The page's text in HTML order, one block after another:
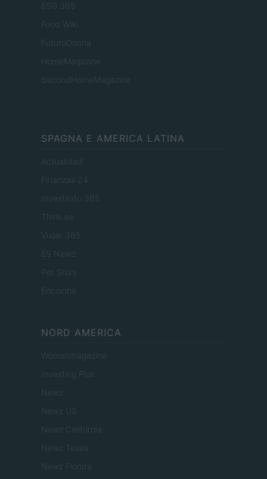
ESG 365
Food Wiki
FuturoDonna
HomeMagazine
SecondHomeMagazine
SPAGNA E AMERICA LATINA
Actualidad
Finanzas 24
Investindo 365
Think.es
Viajar 365
ES Newz
Pet Story
Encocina
NORD AMERICA
Womanmagazine
Investing Plus
Newz
Newz US
Newz California
Newz Texas
Newz Florida